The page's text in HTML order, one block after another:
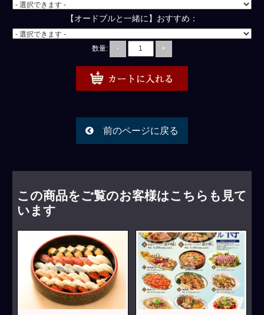
【オードブルと一緒に】おすすめ：
数量: - +
前のページに戻る
この商品をご覧のお客様はこちらも見て
います